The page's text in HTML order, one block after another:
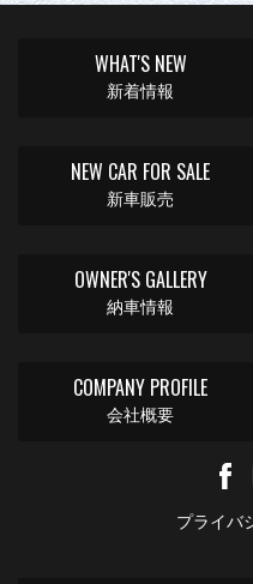
WHAT'S NEW
新着情報
NEW CAR FOR SALE
新車販売
OWNER'S GALLERY
納車情報
COMPANY PROFILE
会社概要
プライバ